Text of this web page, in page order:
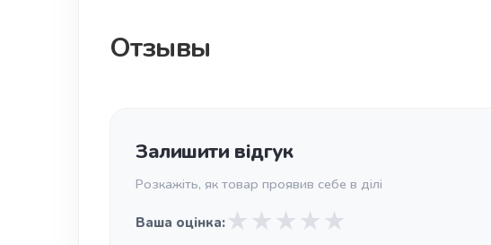
Отзывы
Залишити відгук
Розкажіть, як товар проявив себе в ділі
Ваша оцінка: ★ ★ ★ ★ ★